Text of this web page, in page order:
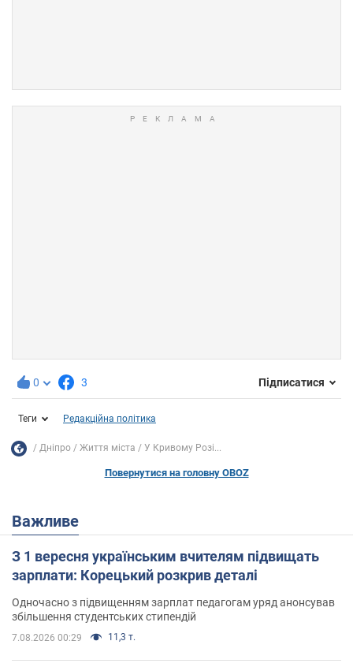
0 3 Підписатися
Теги Редакційна політика
Дніпро Життя міста У Кривому Розі...
Повернутися на головну OBOZ
Важливе
З 1 вересня українським вчителям підвищать
зарплати: Корецький розкрив деталі
Одночасно з підвищенням зарплат педагогам уряд анонсував
збільшення студентських стипендій
7.08.2026 00:29 11,3 т.